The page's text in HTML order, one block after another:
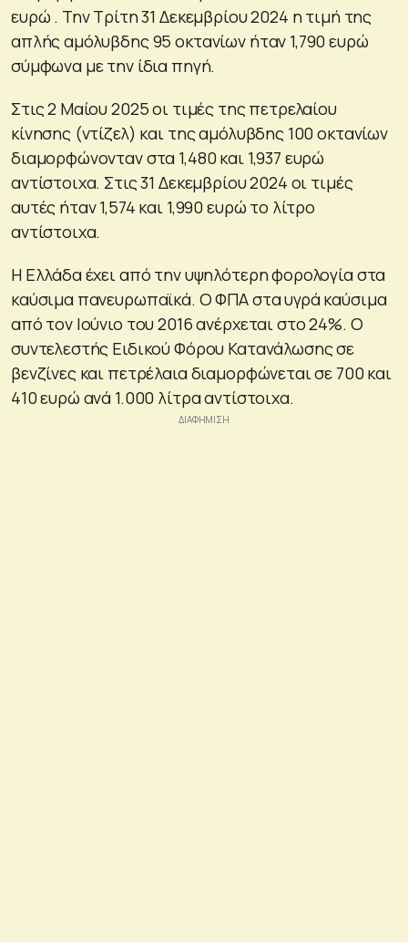
ευρώ . Την Τρίτη 31 Δεκεμβρίου 2024 η τιμή της
απλής αμόλυβδης 95 οκτανίων ήταν 1,790 ευρώ
σύμφωνα με την ίδια πηγή.
Στις 2 Μαίου 2025 οι τιμές της πετρελαίου
κίνησης (ντίζελ) και της αμόλυβδης 100 οκτανίων
διαμορφώνονταν στα 1,480 και 1,937 ευρώ
αντίστοιχα. Στις 31 Δεκεμβρίου 2024 οι τιμές
αυτές ήταν 1,574 και 1,990 ευρώ το λίτρο
αντίστοιχα.
Η Ελλάδα έχει από την υψηλότερη φορολογία στα
καύσιμα πανευρωπαϊκά. Ο ΦΠΑ στα υγρά καύσιμα
από τον Ιούνιο του 2016 ανέρχεται στο 24%. Ο
συντελεστής Ειδικού Φόρου Κατανάλωσης σε
βενζίνες και πετρέλαια διαμορφώνεται σε 700 και
410 ευρώ ανά 1.000 λίτρα αντίστοιχα.